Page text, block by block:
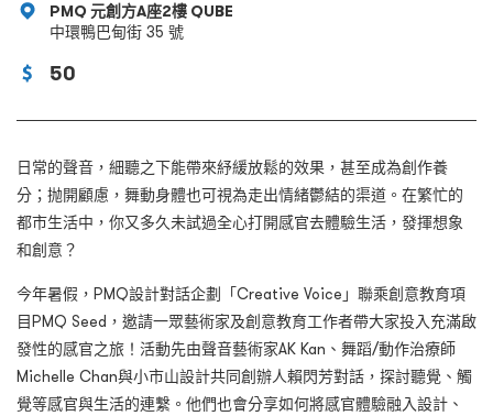
PMQ 元創方A座2樓 QUBE
中環鴨巴甸街 35 號
50
日常的聲音，細聽之下能帶來紓緩放鬆的效果，甚至成為創作養
分；抛開顧慮，舞動身體也可視為走出情緒鬱結的渠道。在繁忙的
都市生活中，你又多久未試過全心打開感官去體驗生活，發揮想象
和創意？
今年暑假，PMQ設計對話企劃「Creative Voice」聯乘創意教育項
目PMQ Seed，邀請一眾藝術家及創意教育工作者帶大家投入充滿啟
發性的感官之旅！活動先由聲音藝術家AK Kan、舞蹈/動作治療師
Michelle Chan與小市山設計共同創辦人賴閃芳對話，探討聽覺、觸
覺等感官與生活的連繫。他們也會分享如何將感官體驗融入設計、